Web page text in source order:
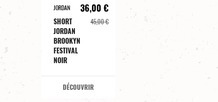
JORDAN
SHORT
JORDAN
BROOKYN
FESTIVAL
NOIR
36,00 €
45,00 €
DÉCOUVRIR